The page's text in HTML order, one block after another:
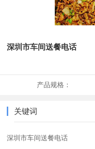
深圳市车间送餐电话
产品规格：
关键词
深圳市车间送餐电话